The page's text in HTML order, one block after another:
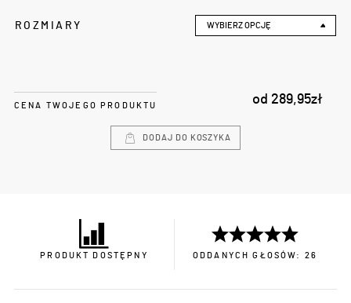
ROZMIARY WYBIERZ OPCJĘ
CENA TWOJEGO PRODUKTU od 289,95zł
DODAJ DO KOSZYKA
PRODUKT DOSTĘPNY ODDANYCH GŁOSÓW: 26